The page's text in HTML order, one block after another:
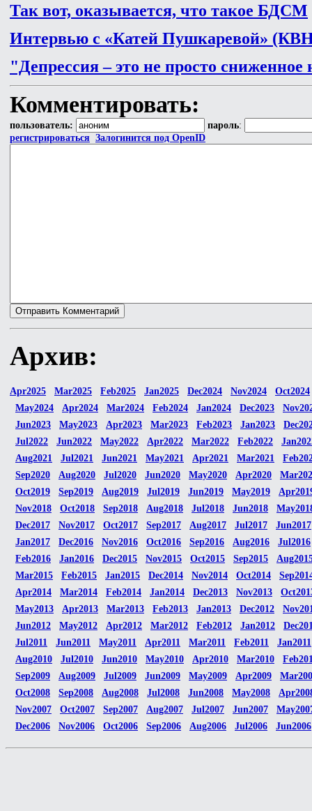
Так вот, оказывается, что такое БДСМ
Интервью с «Катей Пушкаревой»
"Депрессия – это не просто сниженное
Комментировать:
пользователь: пароль:
регистрироваться Залогинится под OpenID
Архив:
Apr2025 Mar2025 Feb2025 Jan2025 Dec2024 Nov2024
Oct2024
May2024
Apr2024 Mar2024 Feb2024 Jan2024 Dec2023
Jun2023
May2023 Apr2023 Mar2023 Feb2023 Jan2023
Jul2022
Jun2022 May2022 Apr2022 Mar2022 Feb2022
Aug2021
Jul2021 Jun2021 May2021 Apr2021 Mar2021
Sep2020
Aug2020 Jul2020 Jun2020 May2020 Apr2020
Oct2019
Sep2019 Aug2019 Jul2019 Jun2019 May2019
Nov2018
Oct2018 Sep2018 Aug2018 Jul2018 Jun2018
Dec2017
Nov2017 Oct2017 Sep2017 Aug2017 Jul2017
Jun2017
Jan2017
Dec2016 Nov2016 Oct2016 Sep2016 Aug2016
Jul2016
Feb2016
Jan2016 Dec2015 Nov2015 Oct2015 Sep2015
Mar2015
Feb2015 Jan2015 Dec2014 Nov2014 Oct2014
Apr2014
Mar2014 Feb2014 Jan2014 Dec2013 Nov2013
May2013
Apr2013 Mar2013 Feb2013 Jan2013 Dec2012
Jun2012
May2012 Apr2012 Mar2012 Feb2012 Jan2012
Jul2011
Jun2011 May2011 Apr2011 Mar2011 Feb2011
Jan2011
Aug2010
Jul2010 Jun2010 May2010 Apr2010 Mar2010
Sep2009
Aug2009 Jul2009 Jun2009 May2009 Apr2009
Oct2008
Sep2008 Aug2008 Jul2008 Jun2008 May2008
Nov2007
Oct2007 Sep2007 Aug2007 Jul2007 Jun2007
Dec2006
Nov2006 Oct2006 Sep2006 Aug2006 Jul2006 Jun2006